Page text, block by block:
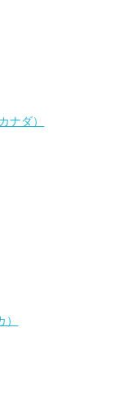
ナダ）